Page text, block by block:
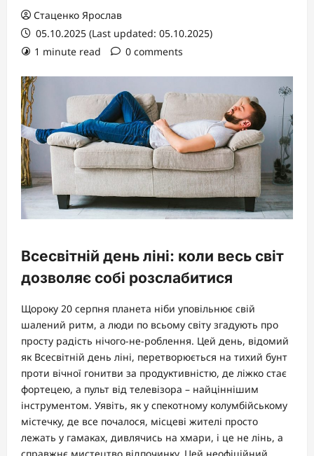
Стаценко Ярослав
05.10.2025 (Last updated: 05.10.2025)
1 minute read
0 comments
Всесвітній день ліні: коли весь світ
дозволяє собі розслабитися
Щороку 20 серпня планета ніби уповільнює свій
шалений ритм, а люди по всьому світу згадують про
просту радість нічого-не-роблення. Цей день, відомий
як Всесвітній день ліні, перетворюється на тихий бунт
проти вічної гонитви за продуктивністю, де ліжко стає
фортецею, а пульт від телевізора – найціннішим
інструментом. Уявіть, як у спекотному колумбійському
містечку, де все почалося, місцеві жителі просто
лежать у гамаках, дивлячись на хмари, і це не лінь, а